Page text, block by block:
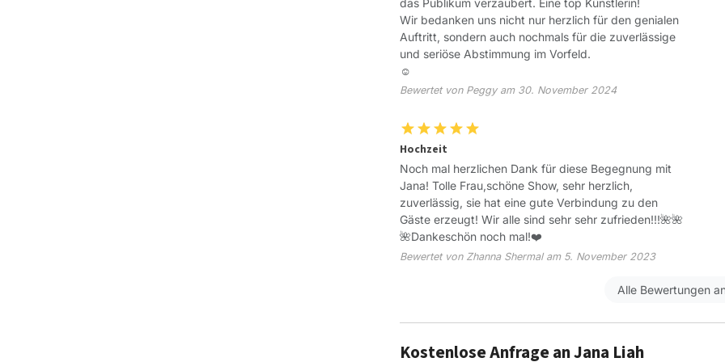
Wir bedanken uns nicht nur herzlich für den genialen
Auftritt, sondern auch nochmals für die zuverlässige
und seriöse Abstimmung im Vorfeld.
☺️
Bewertet von Peggy am 30. November 2024
Hochzeit
Noch mal herzlichen Dank für diese Begegnung mit
Jana! Tolle Frau,schöne Show, sehr herzlich,
zuverlässig, sie hat eine gute Verbindung zu den
Gäste erzeugt! Wir alle sind sehr sehr zufrieden!!!🌺🌺
🌺Dankeschön noch mal!❤️
Bewertet von Zhanna Shermal am 5. November 2023
Alle Bewertungen
Kostenlose Anfrage an Jana Liah